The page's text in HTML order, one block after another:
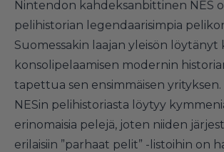
Nintendon kahdeksanbittinen NES
pelihistorian legendaarisimpia
Suomessakin laajan yleisön löytänyt
konsolipelaamisen modernin
tapettua sen ensimmäisen yrityksen.
NESin pelihistoriasta löytyy
erinomaisia pelejä, joten niiden
erilaisiin ”parhaat pelit” -listoihin on